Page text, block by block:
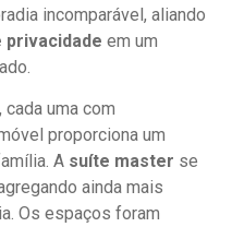
incomparável, aliando
privacidade em um
, cada uma com
proporciona um
A suíte master se
ainda mais
Os espaços foram